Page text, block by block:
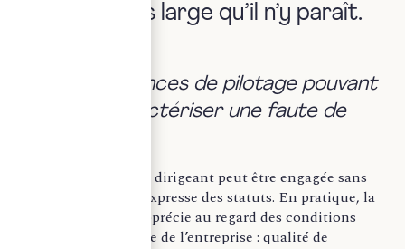
dirigeant plus large qu’il n’y paraît.
a. Des défaillances de pilotage pouvant
suffire à caractériser une faute de
La responsabilité du dirigeant peut être engagée sans
fraude ni violation expresse des statuts. En pratique, la
faute de gestion s’apprécie au regard des conditions
concrètes de pilotage de l’entreprise : qualité de